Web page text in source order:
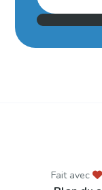
Fait avec